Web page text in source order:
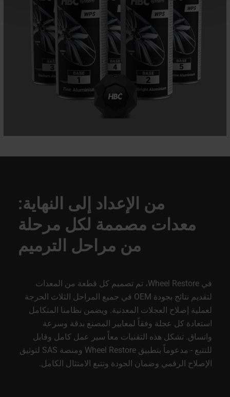
من الإعداد إلى النهاية:
معدات مصممة لكل مرحلة
من مراحل الترميم
في Wheel Restore، تم تصميم كل قطعة من المعدات
لتقديم نتائج بجودة OEM في جميع المراحل الثلاث الحرجة
لعملية إصلاح العجلات المعدنية. ويضمن نظامنا المتكامل
استعادة كل عجلة وفقاً لمعايير المصنع بدقة وسرعة
واتساق. تشكل هذه التقنيات معاً سير عمل كامل وقابل
للتتبع - مدعوماً بتطبيق Wheel Restore ومنصة SAS لتوثيق
الإصلاح الرقمي وضمان الجودة وتتبع الامتثال الكامل.